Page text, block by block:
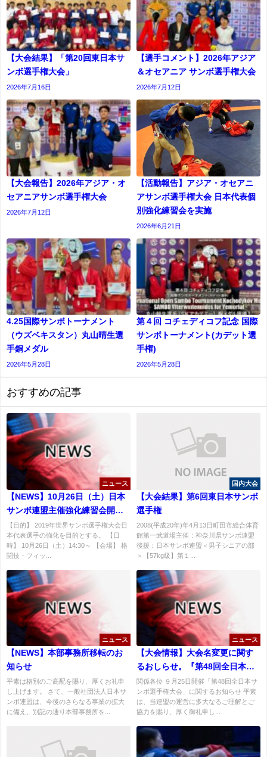
【大会結果】「第20回東日本サ
ンボ選手権大会」
2026年7月16日
【選手コメント】2026年アジア
＆オセアニア サンボ選手権大会
2026年7月12日
【大会報告】2026年アジア・オ
セアニアサンボ選手権大会
2026年7月12日
【活動報告】アジア・オセアニ
アサンボ選手権大会 日本代表個
別強化練習会を実施
2026年6月21日
4.25国際サンボトーナメント
（ウズベキスタン）丸山晴生選
手銅メダル
2026年5月28日
第４回 コチェディコフ記念 国際
サンボトーナメント(カデット選
⼿権)
2026年5月28日
おすすめの記事
ニュース
【NEWS】10月26日（土）日本
サンボ連盟主催強化練習会開催
のお知らせ
【目的】 2019年世界サンボ選手権大会日
本代表選手の強化を目的とする。 【日
時】 10月26日（土）14:30～ 【会場】 格
闘技・フィッ...
国内大会
【大会結果】第6回東日本サンボ
選手権
2008(平成20年)年4月13日町田市総合体育
館第一武道場主催：神奈川県サンボ連盟
後援：日本サンボ連盟＜男子シニアの部
＞【57kg級】第１...
ニュース
【NEWS】本部事務所移転のお
知らせ
平素は格別のご高配を賜り、厚くお礼申
し上げます。 さて、一般社団法人日本サ
ンボ連盟は、今後のさらなる事業の拡大
に備え、別記の通り本部事務所を...
ニュース
【大会情報】大会名変更に関す
るおしらせ。『第48回全日本サ
ンボ選手権大会』に変更しま
す。（9月25日開催予定）
関係各位 ９月25日開催「第48回全日本サ
ンボ選手権大会」に関するお知らせ 平素
は、当連盟の運営に多大なるご理解とご
協力を賜り、厚く御礼申し...